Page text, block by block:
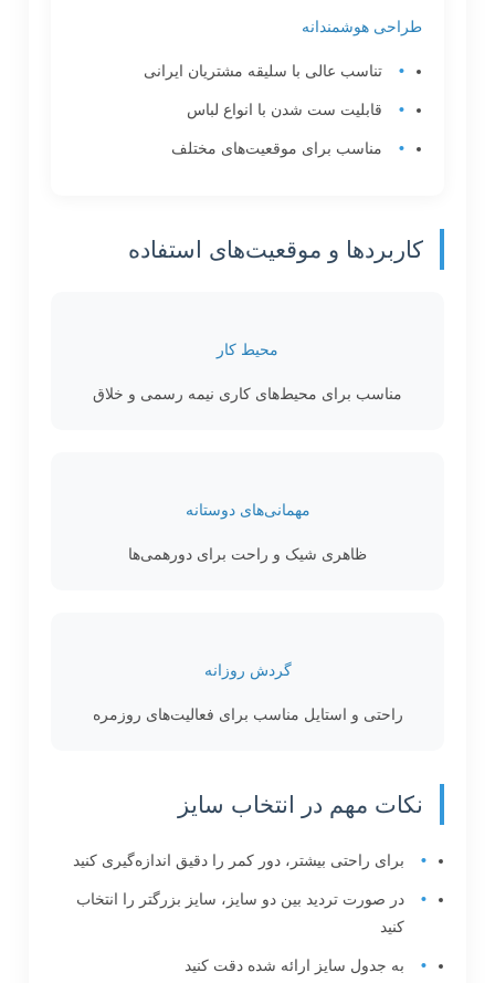
طراحی هوشمندانه
تناسب عالی با سلیقه مشتریان ایرانی
قابلیت ست شدن با انواع لباس
مناسب برای موقعیت‌های مختلف
کاربردها و موقعیت‌های استفاده
محیط کار
مناسب برای محیط‌های کاری نیمه رسمی و خلاق
مهمانی‌های دوستانه
ظاهری شیک و راحت برای دورهمی‌ها
گردش روزانه
راحتی و استایل مناسب برای فعالیت‌های روزمره
نکات مهم در انتخاب سایز
برای راحتی بیشتر، دور کمر را دقیق اندازه‌گیری کنید
در صورت تردید بین دو سایز، سایز بزرگتر را انتخاب
کنید
به جدول سایز ارائه شده دقت کنید